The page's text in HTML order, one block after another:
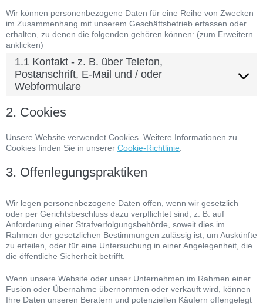
Wir können personenbezogene Daten für eine Reihe von Zwecken
im Zusammenhang mit unserem Geschäftsbetrieb erfassen oder
erhalten, zu denen die folgenden gehören können: (zum Erweitern
anklicken)
1.1 Kontakt - z. B. über Telefon,
Postanschrift, E-Mail und / oder
Webformulare
2. Cookies
Unsere Website verwendet Cookies. Weitere Informationen zu
Cookies finden Sie in unserer Cookie-Richtlinie
3. Offenlegungspraktiken
Wir legen personenbezogene Daten offen, wenn wir gesetzlich
oder per Gerichtsbeschluss dazu verpflichtet sind, z. B. auf
Anforderung einer Strafverfolgungsbehörde, soweit dies im
Rahmen der gesetzlichen Bestimmungen zulässig ist, um Auskünfte
zu erteilen, oder für eine Untersuchung in einer Angelegenheit, die
die öffentliche Sicherheit betrifft.
Wenn unsere Website oder unser Unternehmen im Rahmen einer
Fusion oder Übernahme übernommen oder verkauft wird, können
Ihre Daten unseren Beratern und potenziellen Käufern offengelegt